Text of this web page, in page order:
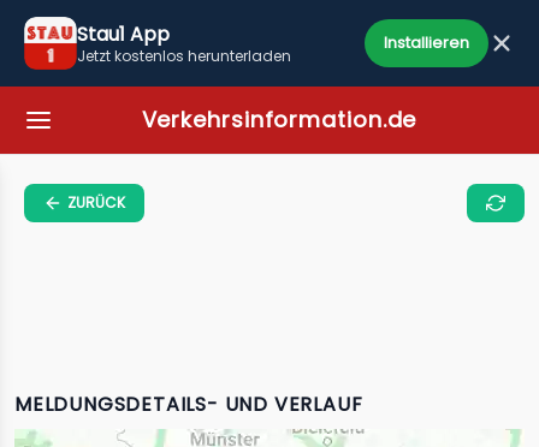
Stau1 App
Jetzt kostenlos herunterladen
Installieren
Verkehrsinformation.de
ZURÜCK
MELDUNGSDETAILS- UND VERLAUF